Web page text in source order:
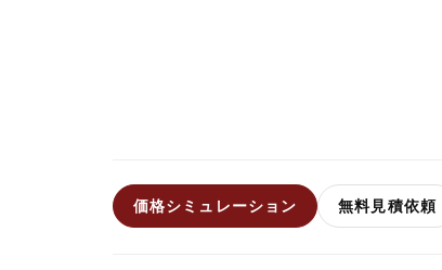
価格シミュレーション 無料見積依頼